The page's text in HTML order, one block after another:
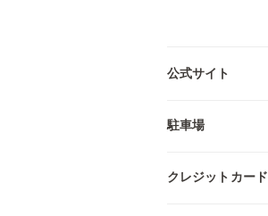
公式サイト
駐車場
クレジットカード